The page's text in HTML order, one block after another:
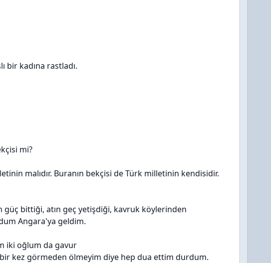
bir kadına rastladı.
mi?
malıdır. Buranın bekçisi de Türk milletinin kendisidir.
güç bittiği, atın geç yetişdiği, kavruk köylerinden
Angara'ya geldim.
iki oğlum da gavur
kez görmeden ölmeyim diye hep dua ettim durdum.